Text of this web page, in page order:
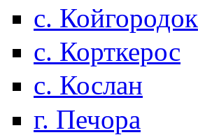
с. Койгородок
с. Корткерос
с. Кослан
г. Печора